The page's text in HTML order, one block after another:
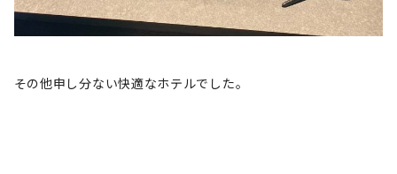
その他申し分ない快適なホテルでした。